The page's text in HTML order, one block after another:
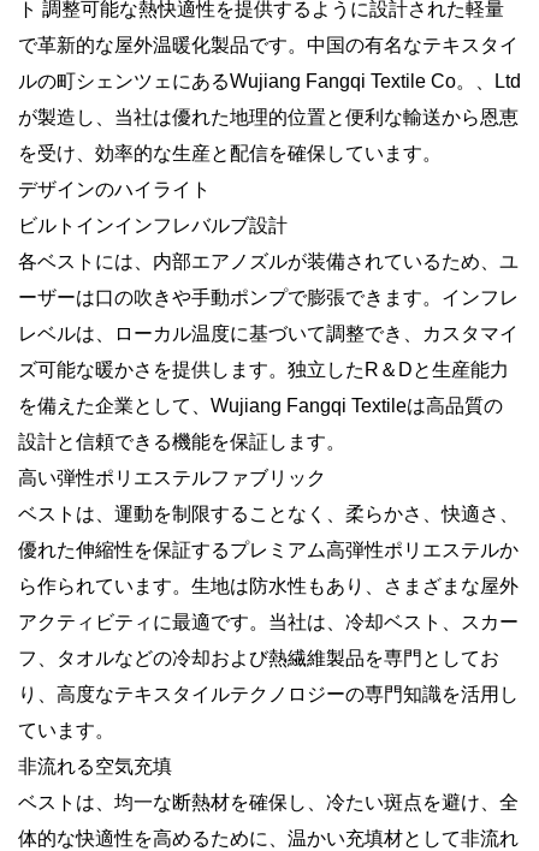
ト 調整可能な熱快適性を提供するように設計された軽量
で革新的な屋外温暖化製品です。中国の有名なテキスタイ
ルの町シェンツェにあるWujiang Fangqi Textile Co。、Ltd
が製造し、当社は優れた地理的位置と便利な輸送から恩恵
を受け、効率的な生産と配信を確保しています。
デザインのハイライト
ビルトインインフレバルブ設計
各ベストには、内部エアノズルが装備されているため、ユ
ーザーは口の吹きや手動ポンプで膨張できます。インフレ
レベルは、ローカル温度に基づいて調整でき、カスタマイ
ズ可能な暖かさを提供します。独立したR＆Dと生産能力
を備えた企業として、Wujiang Fangqi Textileは高品質の
設計と信頼できる機能を保証します。
高い弾性ポリエステルファブリック
ベストは、運動を制限することなく、柔らかさ、快適さ、
優れた伸縮性を保証するプレミアム高弾性ポリエステルか
ら作られています。生地は防水性もあり、さまざまな屋外
アクティビティに最適です。当社は、冷却ベスト、スカー
フ、タオルなどの冷却および熱繊維製品を専門としてお
り、高度なテキスタイルテクノロジーの専門知識を活用し
ています。
非流れる空気充填
ベストは、均一な断熱材を確保し、冷たい斑点を避け、全
体的な快適性を高めるために、温かい充填材として非流れ